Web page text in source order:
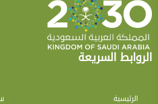
الروابط السريعة
الرئيسية